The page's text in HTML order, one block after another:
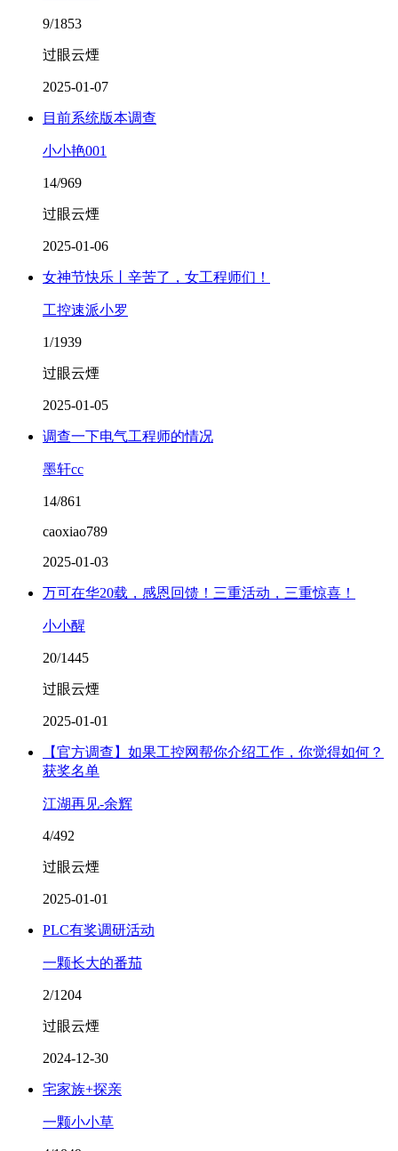
9/1853
过眼云煙
2025-01-07
目前系统版本调查
小小艳001
14/969
过眼云煙
2025-01-06
女神节快乐丨辛苦了，女工程师们！
工控速派小罗
1/1939
过眼云煙
2025-01-05
调查一下电气工程师的情况
墨轩cc
14/861
caoxiao789
2025-01-03
万可在华20载，感恩回馈！三重活动，三重惊喜！
小小醒
20/1445
过眼云煙
2025-01-01
【官方调查】如果工控网帮你介绍工作，你觉得如何？
获奖名单
江湖再见-余辉
4/492
过眼云煙
2025-01-01
PLC有奖调研活动
一颗长大的番茄
2/1204
过眼云煙
2024-12-30
宅家族+探亲
一颗小小草